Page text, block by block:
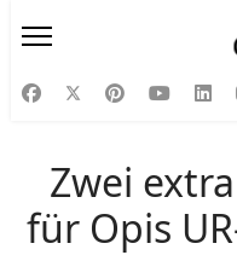
Zwei
für Opis